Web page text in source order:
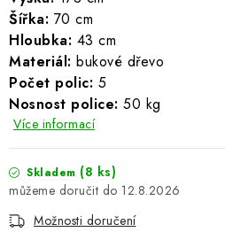
NAPIŠTE NÁM
KONTAKTY
BLOG
Kontakty Hodnocení obchodu
Odstoupení od kupní smlouvy
Obchodní a dodací podmínky
Šířka: 70 cm
Hloubka: 43 cm
Materiál: bukové dřevo
Počet polic: 5
Nosnost police: 50 kg
Více informací
Skladem (8 ks)
12.8.2026
Možnosti doručení